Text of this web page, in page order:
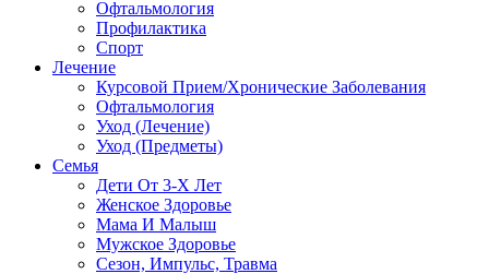
Офтальмология
Профилактика
Спорт
Лечение
Курсовой Прием/Хронические Заболевания
Офтальмология
Уход (Лечение)
Уход (Предметы)
Семья
Дети От 3-Х Лет
Женское Здоровье
Мама И Малыш
Мужское Здоровье
Сезон, Импульс, Травма